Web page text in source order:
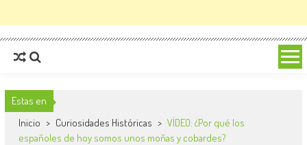
Estas en
Inicio > Curiosidades Históricas > VÍDEO: ¿Por qué los
españoles de hoy somos unos moñas y cobardes?